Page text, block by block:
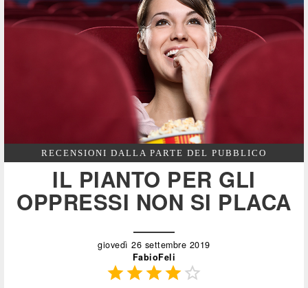
RECENSIONI DALLA PARTE DEL PUBBLICO
IL PIANTO PER GLI
OPPRESSI NON SI PLACA
giovedì 26 settembre 2019
FabioFeli
